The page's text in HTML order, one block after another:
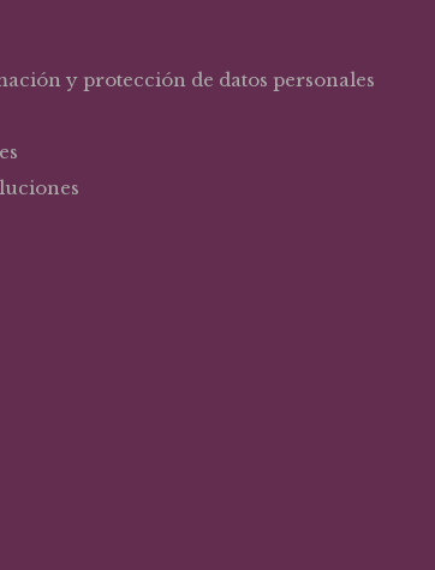
y protección de datos personales